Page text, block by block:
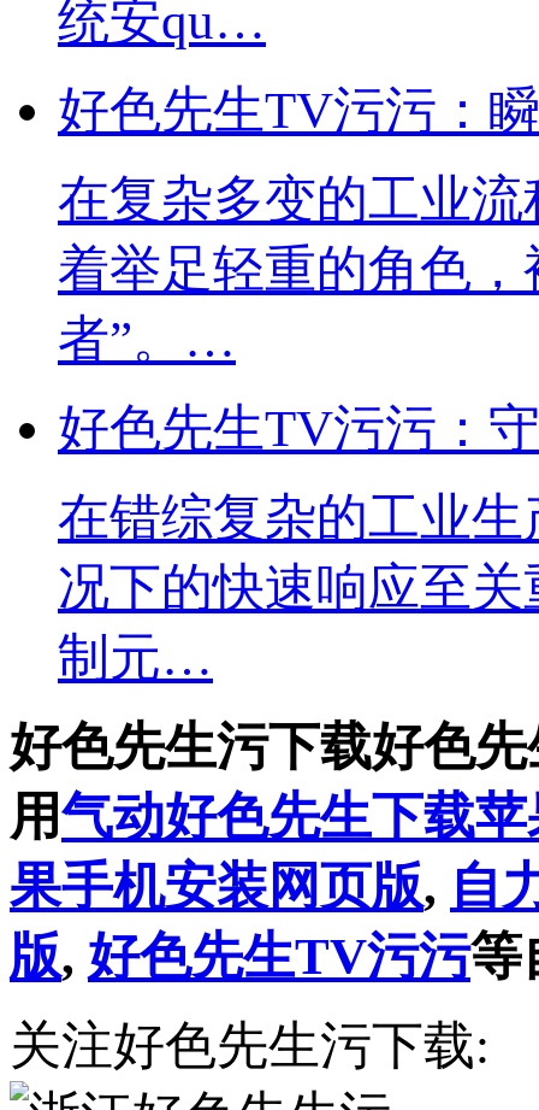
统安qu…
好色先生TV污污：
在复杂多变的工业流
着举足轻重的角色
者”。…
好色先生TV污污
在错综复杂的工业生
况下的快速响应至关重
制元…
好色先生污下载好色
用气动好色先生下载
果手机安装网页版, 自
版, 好色先生TV污污等
关注好色先生污下载: